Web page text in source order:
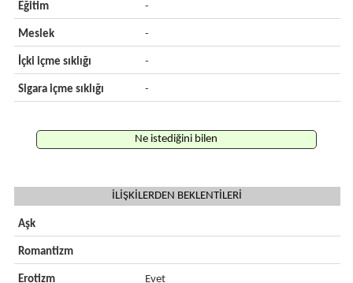
Eğitim -
Meslek -
İçki içme sıklığı -
Sigara içme sıklığı -
Ne istediğini bilen
İLİŞKİLERDEN BEKLENTİLERİ
Aşk
Romantizm
Erotizm Evet